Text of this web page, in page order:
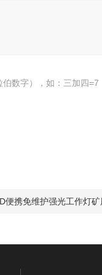
数字），如：三加四=7
便携免维护强光工作灯